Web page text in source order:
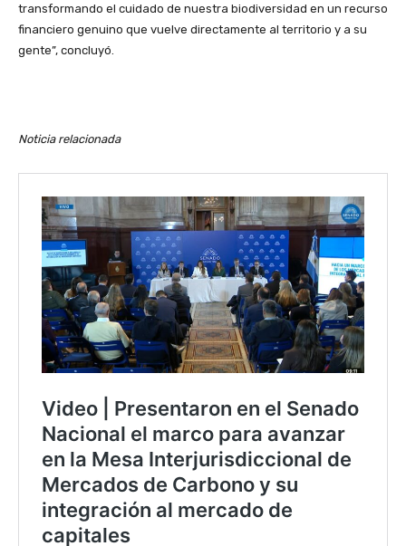
transformando el cuidado de nuestra biodiversidad en un recurso
financiero genuino que vuelve directamente al territorio y a su
gente”, concluyó.
Noticia relacionada